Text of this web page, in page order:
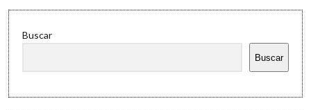
Buscar
Buscar